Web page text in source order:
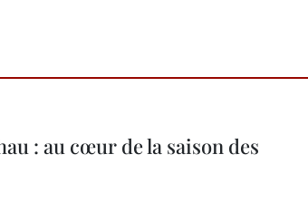
: au cœur de la saison des